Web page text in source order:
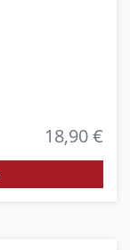
18,90 €